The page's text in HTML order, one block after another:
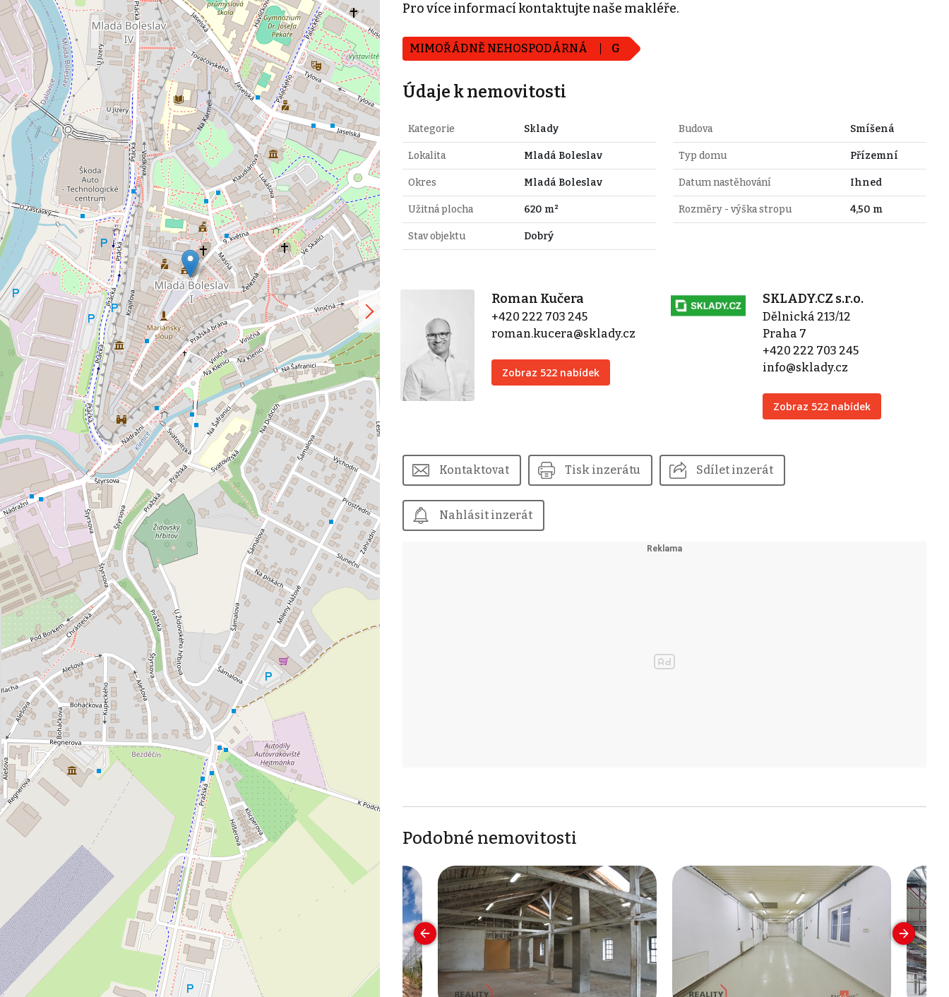
Pro více informací kontaktujte naše makléře.
MIMOŘÁDNĚ NEHOSPODÁRNÁ G
Údaje k nemovitosti
Kategorie Sklady
Lokalita Mladá Boleslav
Okres Mladá Boleslav
Užitná plocha 620 m²
Stav objektu Dobrý
Budova Smíšená
Typ domu Přízemní
Datum nastěhování Ihned
Rozměry - výška stropu 4,50 m
Roman Kučera
+420 222 703 245
roman.kucera@sklady.cz
Zobraz 522 nabídek
SKLADY.CZ s.r.o.
Dělnická 213/12
Praha 7
+420 222 703 245
info@sklady.cz
Zobraz 522 nabídek
Kontaktovat Tisk inzerátu Sdílet inzerát
Nahlásit inzerát
Podobné nemovitosti